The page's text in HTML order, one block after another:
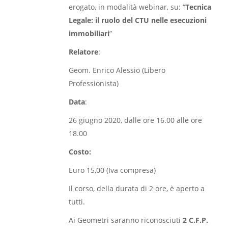
erogato, in modalità webinar, su: “Tecnica
Legale: il ruolo del CTU nelle esecuzioni
immobiliari”
Relatore:
Geom. Enrico Alessio (Libero
Professionista)
Data:
26 giugno 2020, dalle ore 16.00 alle ore
18.00
Costo:
Euro 15,00 (Iva compresa)
Il corso, della durata di 2 ore, è aperto a
tutti.
Ai Geometri saranno riconosciuti 2 C.F.P.